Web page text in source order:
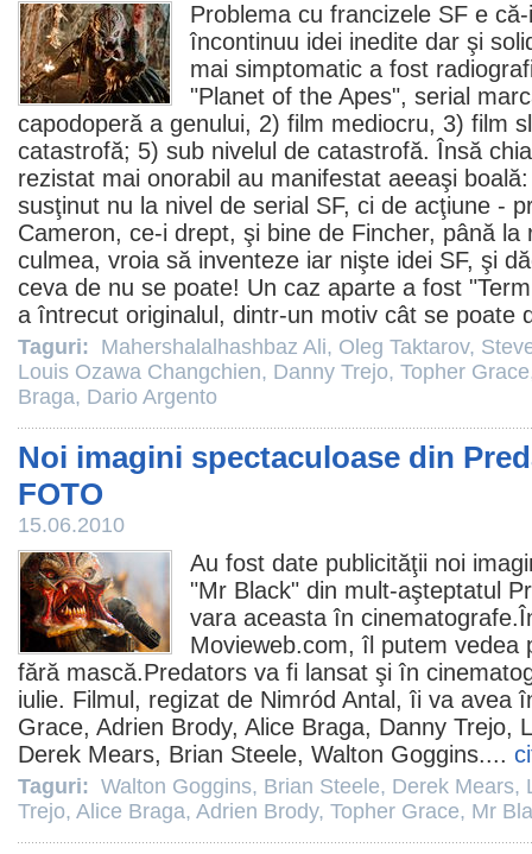
Problema cu francizele SF e
încontinuu idei inedite dar şi
mai simptomatic a fost
"Planet of the Apes", serial
capodoperă a genului, 2) film mediocru, 3) film
catastrofă; 5) sub nivelul de catastrofă. Însă
rezistat mai onorabil au manifestat aeeaşi
susţinut nu la nivel de serial SF, ci de acţiune -
Cameron, ce-i drept, şi bine de Fincher, până la
culmea, vroia să inventeze iar nişte idei SF, şi
ceva de nu se poate! Un caz aparte a fost "
a întrecut originalul, dintr-un motiv cât se poate
Taguri: Mahershalalhashbaz Ali, Oleg Taktarov,
Louis Ozawa Changchien, Danny Trejo, Topher Grace
Braga, Dario Argento
Noi imagini spectaculoase din
FOTO
15.06.2010
Au fost date publicităţii noi
"Mr Black" din mult-aşteptatul
vara aceasta în cinematografe
Movieweb.com, îl putem vedea
fără mască.Predators va fi lansat şi în
iulie. Filmul , regizat de Nimród Antal , îi va avea
Grace, Adrien Brody, Alice Braga, Danny Trejo,
Derek Mears, Brian Steele, Walton Goggins....
Taguri: Walton Goggins, Brian Steele, Derek Mears,
Trejo, Alice Braga, Adrien Brody, Topher Grace, Mr